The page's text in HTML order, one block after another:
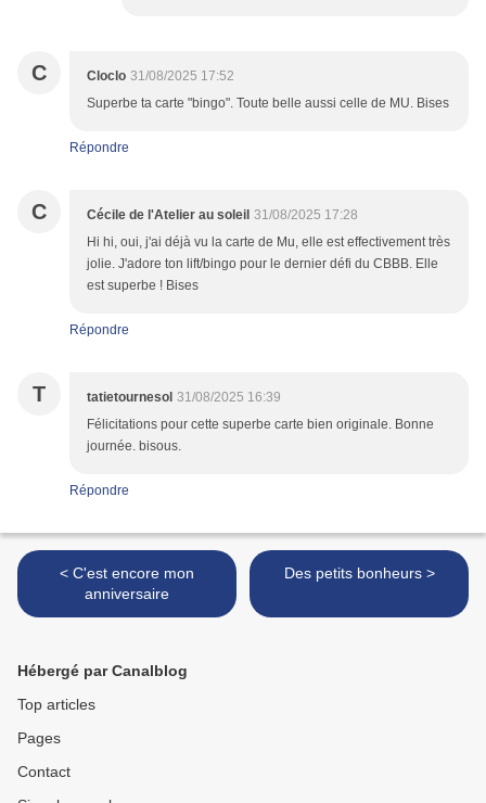
C Cloclo 31/08/2025 17:52
Superbe ta carte "bingo". Toute belle aussi celle de MU. Bises
Répondre
C Cécile de l'Atelier au soleil 31/08/2025 17:28
Hi hi, oui, j'ai déjà vu la carte de Mu, elle est effectivement très
jolie. J'adore ton lift/bingo pour le dernier défi du CBBB. Elle
est superbe ! Bises
Répondre
T tatietournesol 31/08/2025 16:39
Félicitations pour cette superbe carte bien originale. Bonne
journée. bisous.
Répondre
< C'est encore mon
anniversaire
Des petits bonheurs >
Hébergé par Canalblog
Top articles
Pages
Contact